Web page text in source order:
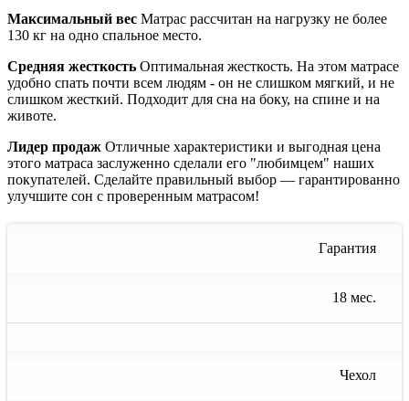
Максимальный вес Матрас рассчитан на нагрузку не более
130 кг на одно спальное место.
Средняя жесткость Оптимальная жесткость. На этом матрасе
удобно спать почти всем людям - он не слишком мягкий, и не
слишком жесткий. Подходит для сна на боку, на спине и на
животе.
Лидер продаж Отличные характеристики и выгодная цена
этого матраса заслуженно сделали его "любимцем" наших
покупателей. Сделайте правильный выбор — гарантированно
улучшите сон с проверенным матрасом!
Гарантия
18 мес.
Чехол